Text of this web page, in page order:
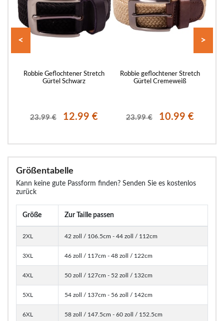
Robbie Geflochtener Stretch
Gürtel Schwarz
23.99 € 12.99 €
Robbie geflochtener Stretch
Gürtel Cremeweiß
23.99 € 10.99 €
< >
Größentabelle
Kann keine gute Passform finden? Senden Sie es kostenlos
zurück
Größe Zur Taille passen
2XL 42 zoll / 106.5cm - 44 zoll / 112cm
3XL 46 zoll / 117cm - 48 zoll / 122cm
4XL 50 zoll / 127cm - 52 zoll / 132cm
5XL 54 zoll / 137cm - 56 zoll / 142cm
6XL 58 zoll / 147.5cm - 60 zoll / 152.5cm